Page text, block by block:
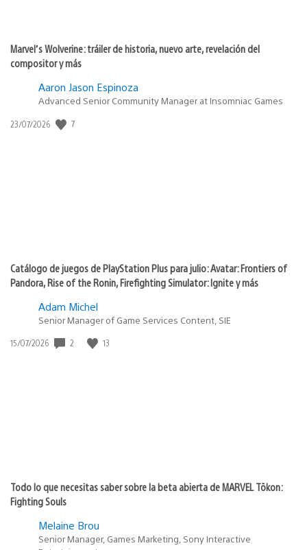
Marvel’s Wolverine: tráiler de historia, nuevo arte, revelación del
compositor y más
Aaron Jason Espinoza
Advanced Senior Community Manager at Insomniac Games
Fecha
23/07/2026 7
Catálogo de juegos de PlayStation Plus para julio: Avatar: Frontiers of
Pandora, Rise of the Ronin, Firefighting Simulator: Ignite y más
Adam Michel
Senior Manager of Game Services Content, SIE
Fecha
15/07/2026 2 13
Todo lo que necesitas saber sobre la beta abierta de MARVEL Tōkon:
Fighting Souls
Melaine Brou
Senior Manager, Games Marketing, Sony Interactive